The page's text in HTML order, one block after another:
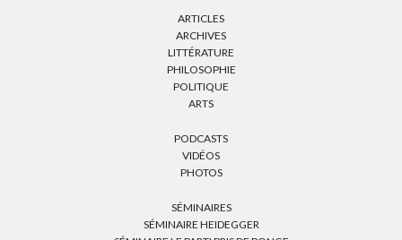
ARTICLES
ARCHIVES
LITTÉRATURE
PHILOSOPHIE
POLITIQUE
ARTS
PODCASTS
VIDÉOS
PHOTOS
SÉMINAIRES
SÉMINAIRE HEIDEGGER